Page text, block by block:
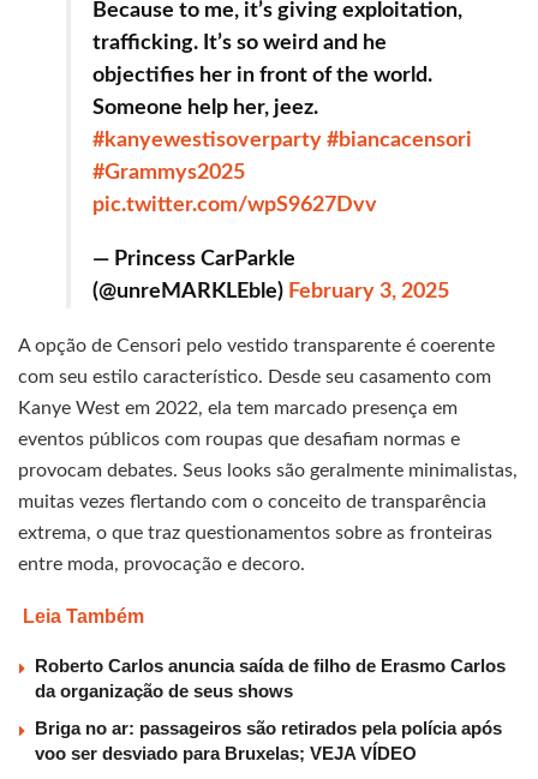
Because to me, it’s giving exploitation,
trafficking. It’s so weird and he
objectifies her in front of the world.
Someone help her, jeez.
#kanyewestisoverparty #biancacensori
#Grammys2025
pic.twitter.com/wpS9627Dvv
— Princess CarParkle
(@unreMARKLEble) February 3, 2025
A opção de Censori pelo vestido transparente é coerente
com seu estilo característico. Desde seu casamento com
Kanye West em 2022, ela tem marcado presença em
eventos públicos com roupas que desafiam normas e
provocam debates. Seus looks são geralmente minimalistas,
muitas vezes flertando com o conceito de transparência
extrema, o que traz questionamentos sobre as fronteiras
entre moda, provocação e decoro.
Leia Também
Roberto Carlos anuncia saída de filho de Erasmo Carlos
da organização de seus shows
Briga no ar: passageiros são retirados pela polícia após
voo ser desviado para Bruxelas; VEJA VÍDEO